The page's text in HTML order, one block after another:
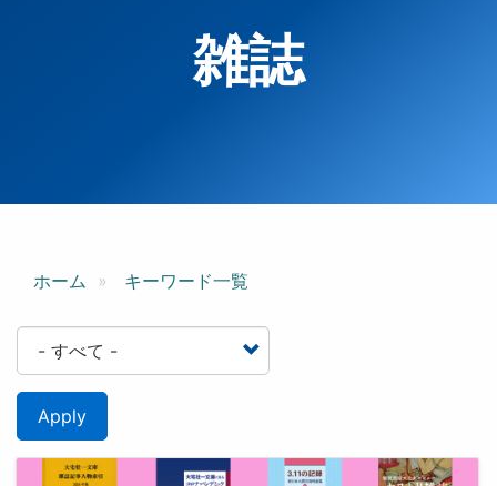
雑誌
ホーム キーワード一覧
Apply